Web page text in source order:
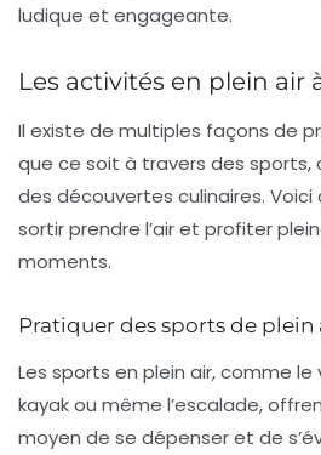
ludique et engageante.
Les activités en plein air
Il existe de multiples façons de
que ce soit à travers des sports,
des découvertes culinaires.
sortir prendre l’air et profiter
moments.
Pratiquer des sports de plein
Les sports en plein air, comme le
kayak ou même l’escalade,
moyen de se dépenser et de